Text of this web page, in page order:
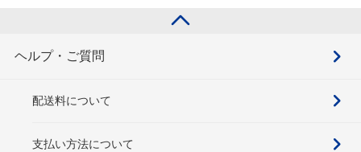
ヘルプ・ご質問
配送料について
支払い方法について